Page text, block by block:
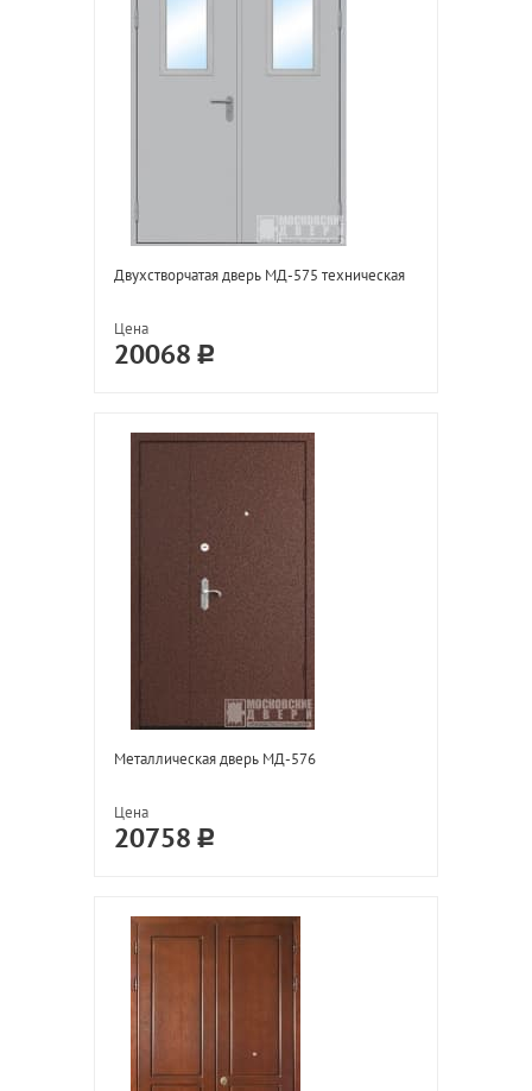
Двухстворчатая дверь МД-575 техническая
Цена
20068
Металлическая дверь МД-576
Цена
20758